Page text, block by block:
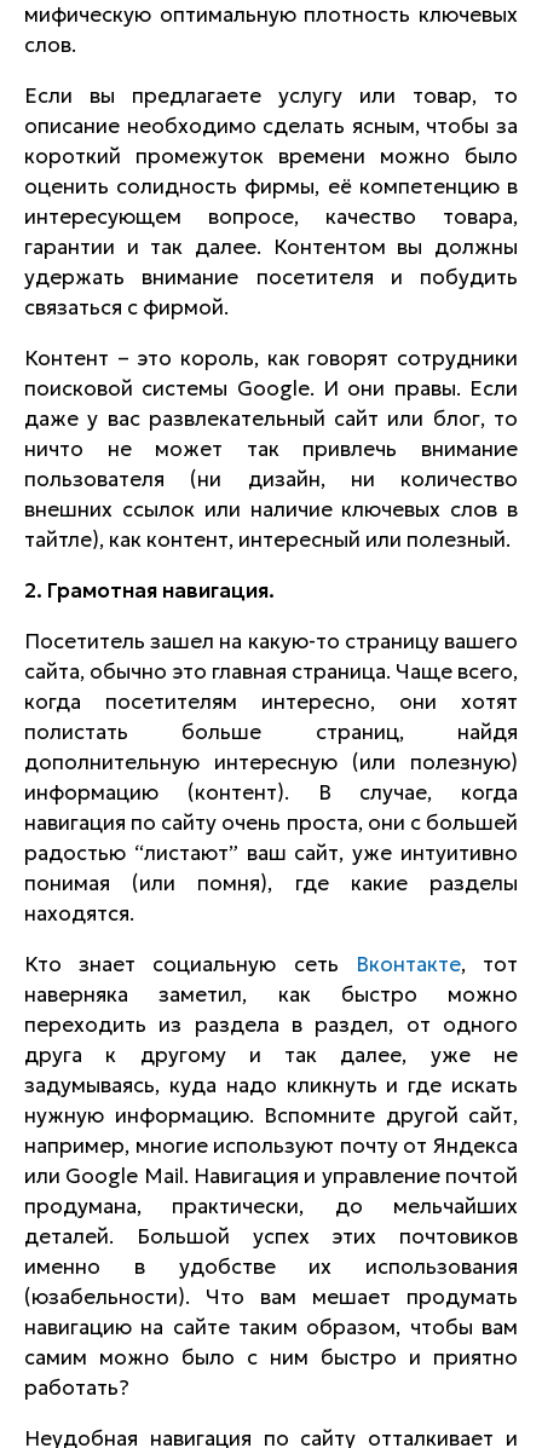
мифическую оптимальную плотность ключевых
слов.
Если вы предлагаете услугу или товар, то
описание необходимо сделать ясным, чтобы за
короткий промежуток времени можно было
оценить солидность фирмы, её компетенцию в
интересующем вопросе, качество товара,
гарантии и так далее. Контентом вы должны
удержать внимание посетителя и побудить
связаться с фирмой.
Контент – это король, как говорят сотрудники
поисковой системы Google. И они правы. Если
даже у вас развлекательный сайт или блог, то
ничто не может так привлечь внимание
пользователя (ни дизайн, ни количество
внешних ссылок или наличие ключевых слов в
тайтле), как контент, интересный или полезный.
2. Грамотная навигация.
Посетитель зашел на какую-то страницу вашего
сайта, обычно это главная страница. Чаще всего,
когда посетителям интересно, они хотят
полистать больше страниц, найдя
дополнительную интересную (или полезную)
информацию (контент). В случае, когда
навигация по сайту очень проста, они с большей
радостью “листают” ваш сайт, уже интуитивно
понимая (или помня), где какие разделы
находятся.
Кто знает социальную сеть Вконтакте, тот
наверняка заметил, как быстро можно
переходить из раздела в раздел, от одного
друга к другому и так далее, уже не
задумываясь, куда надо кликнуть и где искать
нужную информацию. Вспомните другой сайт,
например, многие используют почту от Яндекса
или Google Mail. Навигация и управление почтой
продумана, практически, до мельчайших
деталей. Большой успех этих почтовиков
именно в удобстве их использования
(юзабельности). Что вам мешает продумать
навигацию на сайте таким образом, чтобы вам
самим можно было с ним быстро и приятно
работать?
Неудобная навигация по сайту отталкивает и